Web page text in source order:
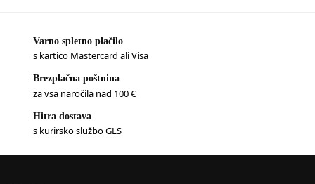
Varno spletno plačilo
s kartico Mastercard ali Visa
Brezplačna poštnina
za vsa naročila nad 100 €
Hitra dostava
s kurirsko službo GLS